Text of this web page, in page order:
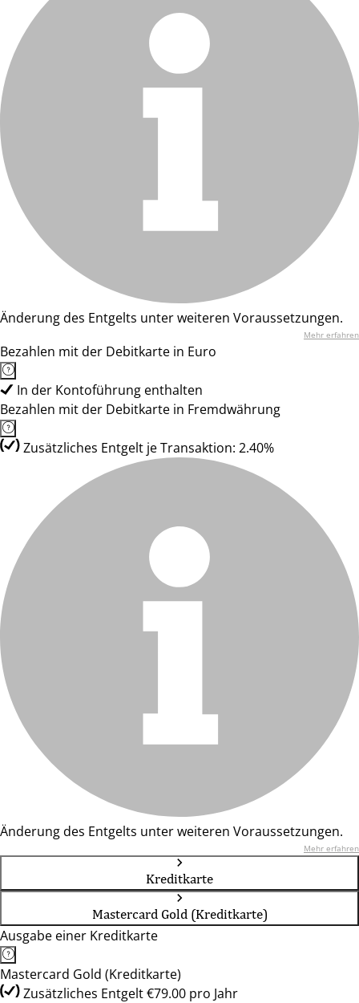
Änderung des Entgelts unter weiteren Voraussetzungen.
Mehr erfahren
Bezahlen mit der Debitkarte in Euro
In der Kontoführung enthalten
Bezahlen mit der Debitkarte in Fremdwährung
Zusätzliches Entgelt je Transaktion: 2.40%
Änderung des Entgelts unter weiteren Voraussetzungen.
Mehr erfahren
Kreditkarte
Mastercard Gold (Kreditkarte)
Ausgabe einer Kreditkarte
Mastercard Gold (Kreditkarte)
Zusätzliches Entgelt €79.00 pro Jahr